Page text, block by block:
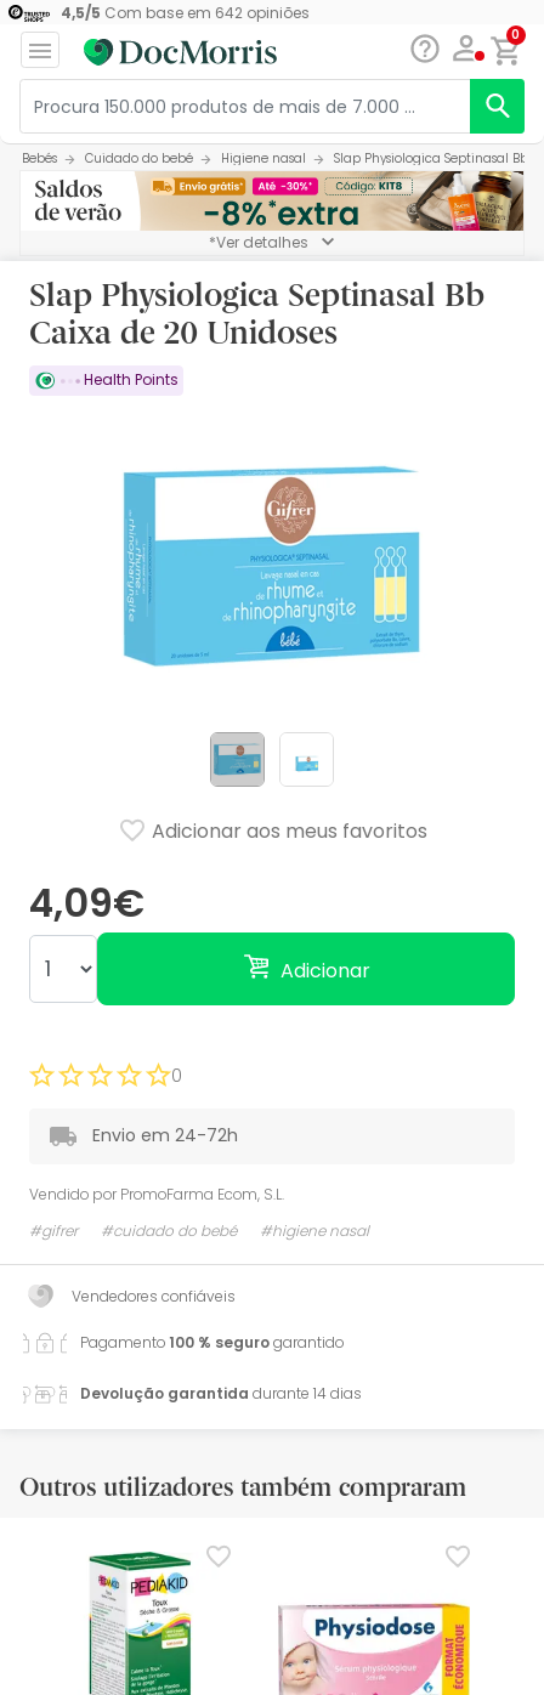
4,5/5 Com base em 642opiniões
0
Bebés Cuidado do bebé Higiene nasal Slap Physiologica Septinasal Bb
*Ver detalhes
Slap Physiologica Septinasal Bb
Caixa de 20 Unidoses
Health Points
4,09€
Adicionar
Adicionar aos meus favoritos
0
Envio em 24-72h
Vendido por PromoFarma Ecom, S.L.
#gifrer
#cuidado do bebé #higiene nasal
Vendedores confiáveis
Pagamento100 % segurogarantido
Devolução garantida durante 14 dias
Outros utilizadores também compraram